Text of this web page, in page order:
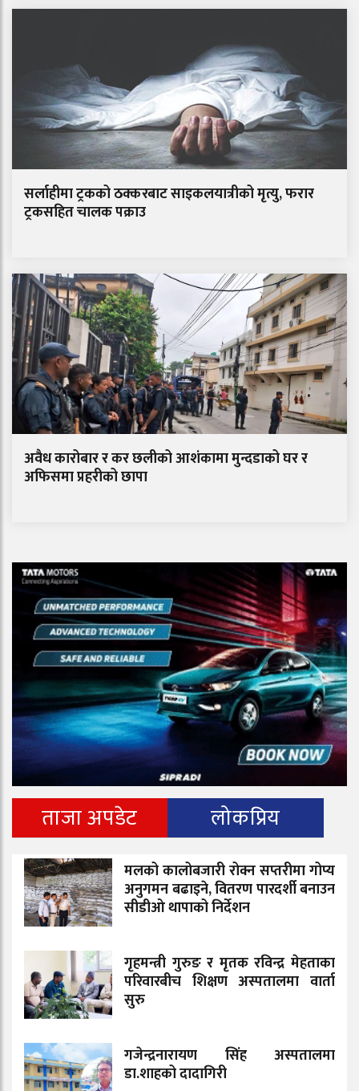
सर्लाहीमा ट्रकको ठक्करबाट साइकलयात्रीको मृत्यु, फरार
ट्रकसहित चालक पक्राउ
अवैध कारोबार र कर छलीको आशंकामा मुन्दडाको घर र
अफिसमा प्रहरीको छापा
ताजा अपडेट लोकप्रिय
मलको कालोबजारी रोक्न सप्तरीमा गोप्य
अनुगमन बढाइने, वितरण पारदर्शी बनाउन
सीडीओ थापाको निर्देशन
गृहमन्त्री गुरुङ र मृतक रविन्द्र मेहताका
परिवारबीच शिक्षण अस्पतालमा वार्ता
सुरु
गजेन्द्रनारायण सिंह अस्पतालमा
डा.शाहको दादागिरी